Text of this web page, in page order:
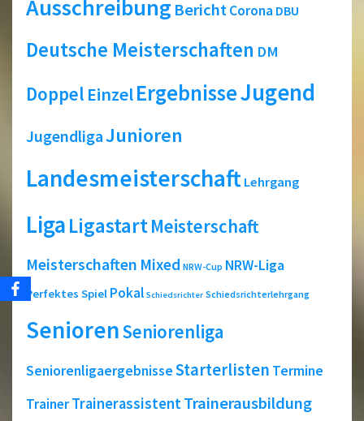
Ausschreibung BerichtCorona DBU
Deutsche Meisterschaften DM
Doppel EinzelErgebnisseJugend
JugendligaJunioren
Landesmeisterschaft Lehrgang
LigaLigastartMeisterschaft
Meisterschaften Mixed NRW-Cup NRW-Liga
Perfektes Spiel Pokal Schiedsrichter Schiedsrichterlehrgang
SeniorenSeniorenliga
SeniorenligaergebnisseStarterlisten Termine
TrainerTrainerassistentTrainerausbildung